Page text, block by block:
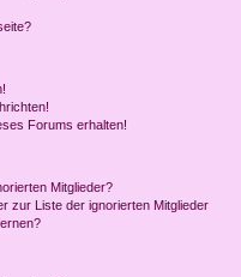
Forums erhalten!
Mitglieder?
zur Liste der ignorierten Mitglieder